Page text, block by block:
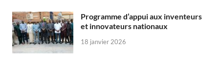
Programme d’appui aux inventeurs
et innovateurs nationaux
18 janvier 2026